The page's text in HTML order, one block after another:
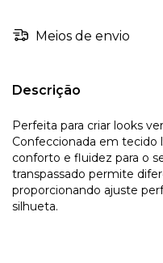
Meios de envio
Descrição
Perfeita para criar looks
Confeccionada em tecido
conforto e fluidez para o
transpassado permite
proporcionando ajuste
silhueta.